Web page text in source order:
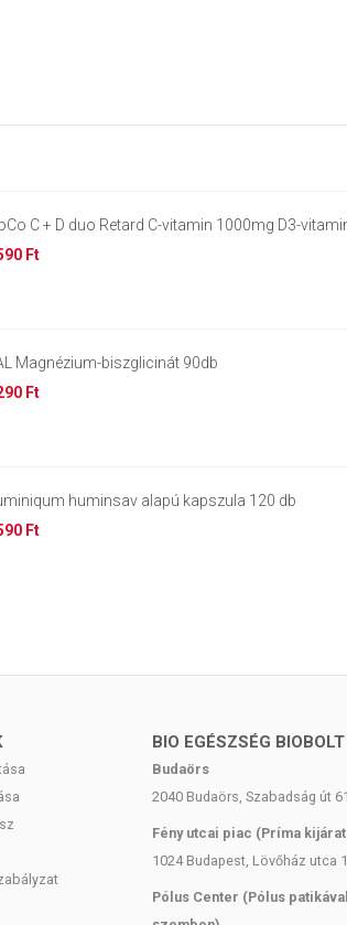
C + D duo Retard C-vitamin 1000mg D3-
Ft
Magnézium-biszglicinát 90db
Ft
huminsav alapú kapszula 120 db
Ft
BIO EGÉSZSÉG BIOBOLT
Budaörs
2040 Budaörs, Szabadság út
Fény utcai piac (Príma
1024 Budapest, Lövőház utca
Pólus Center (Pólus patikával